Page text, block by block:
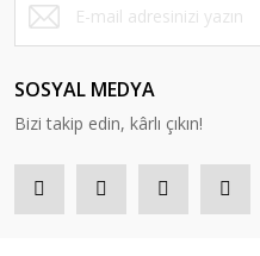
SOSYAL MEDYA
Bizi takip edin, kârlı çıkın!